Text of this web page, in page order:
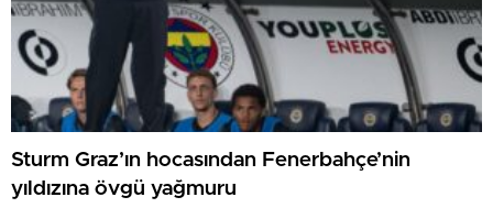
Sturm Graz’ın hocasından Fenerbahçe’nin
yıldızına övgü yağmuru